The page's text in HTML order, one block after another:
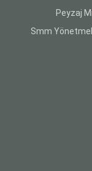
Peyzaj
Smm